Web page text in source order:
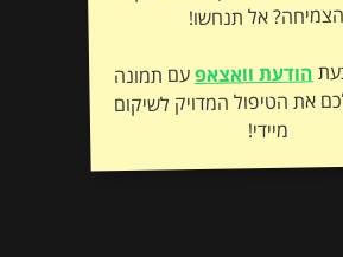
הצמיחה? אל תנחשו!
הודעת וואצאפעם תמונה
– ונתאים לכם את הטיפול המדויק לשיקום
מיידי!